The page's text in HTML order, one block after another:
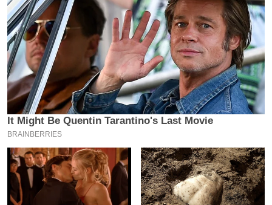
क्रि
के
ट
I
P
L
2
0
2
6
क्रा
इ